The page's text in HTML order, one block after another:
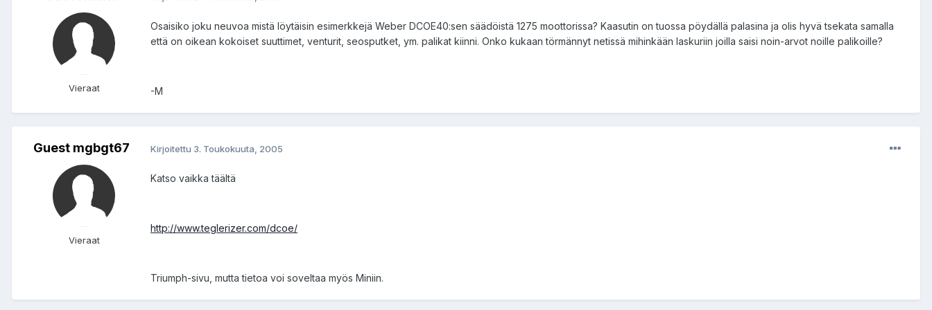
Vieraat
Osaisiko joku neuvoa mistä löytäisin esimerkkejä Weber DCOE40:sen säädöistä 1275 moottorissa? Kaasutin on tuossa pöydällä palasina ja olis hyvä tsekata samalla
että on oikean kokoiset suuttimet, venturit, seosputket, ym. palikat kiinni. Onko kukaan törmännyt netissä mihinkään laskuriin joilla saisi noin-arvot noille palikoille?
-M
Guest mgbgt67
Vieraat
Kirjoitettu 3. Toukokuuta, 2005
Katso vaikka täältä
http://www.teglerizer.com/dcoe/
Triumph-sivu, mutta tietoa voi soveltaa myös Miniin.